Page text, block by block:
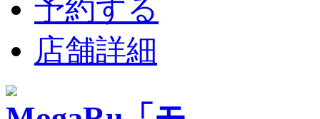
予約する
店舗詳細